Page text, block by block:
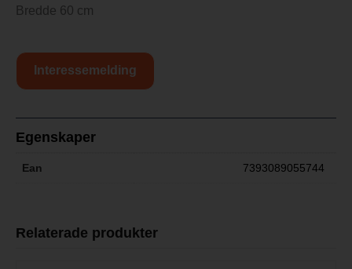
Bredde 60 cm
Interessemelding
Egenskaper
Ean 7393089055744
Relaterade produkter